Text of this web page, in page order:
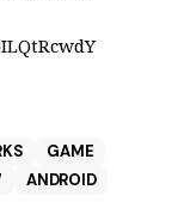
GAME
ANDROID